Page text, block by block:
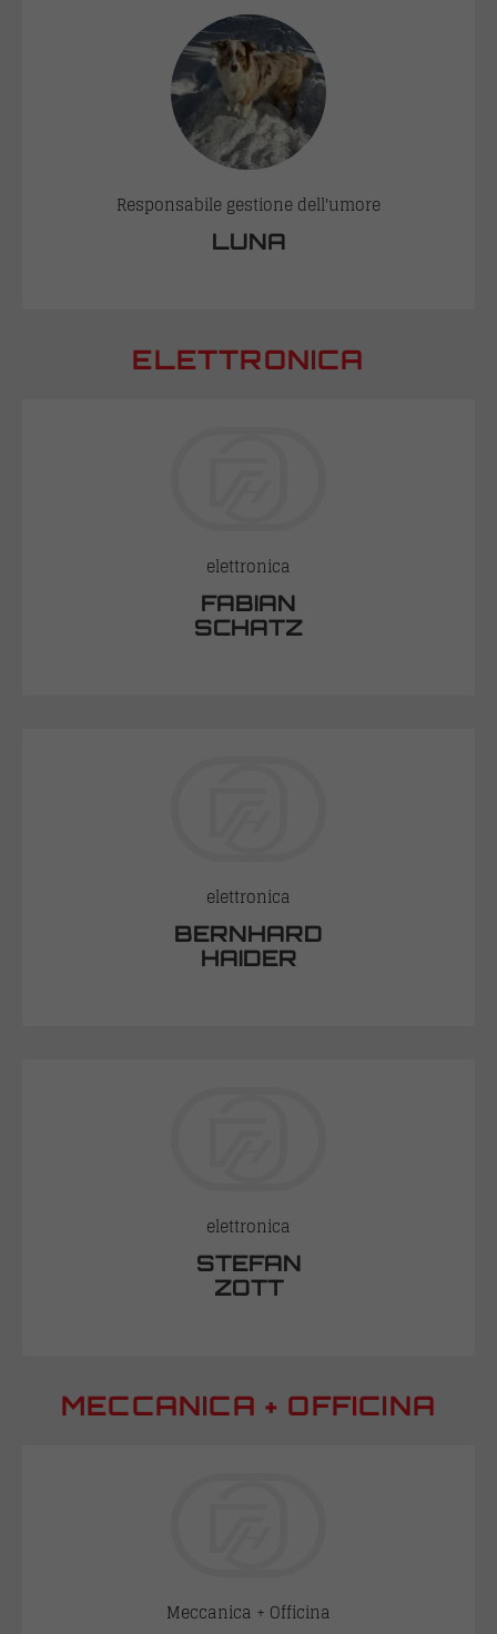
Responsabile gestione dell'umore
LUNA
ELETTRONICA
elettronica
FABIAN
SCHATZ
elettronica
BERNHARD
HAIDER
elettronica
STEFAN
ZOTT
MECCANICA + OFFICINA
Meccanica + Officina